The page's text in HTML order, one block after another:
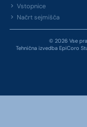
Vstopnice
Načrt sejmišča
© 2026 Vse
Tehnična izvedba EpiCoro